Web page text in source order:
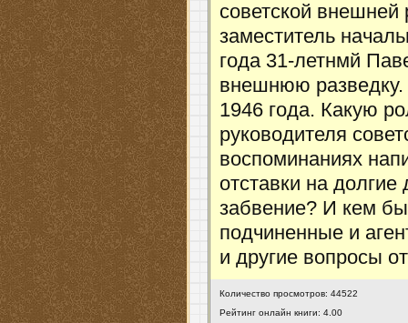
советской
заместитель
года 31-летнмй
внешнюю разведку.
1946 года. Какую
руководителя
воспоминаниях
отставки на
забвение? И кем
подчиненные и
и другие вопросы
Количество просмотров: 44522
Рейтинг онлайн книги: 4.00